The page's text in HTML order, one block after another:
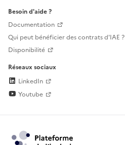
Besoin d'aide ?
Documentation
Qui peut bénéficier des contrats d'IAE ?
Disponibilité
Réseaux sociaux
LinkedIn
Youtube